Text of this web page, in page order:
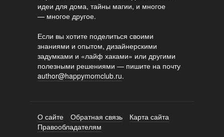
идеи для дома, тайны магии, и многое
— многое другое.
Если вы хотите поделиться своими
знаниями и опытом, дизайнерскими
задумками и «лайф хаками» или другими
полезными решениями — пишите на почту
author@happymomclub.ru.
О сайте Обратная связь
Карта сайта
Правообладателям